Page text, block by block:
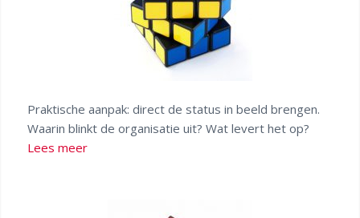
Praktische aanpak: direct de status in beeld brengen.
Waarin blinkt de organisatie uit? Wat levert het op?
Lees meer